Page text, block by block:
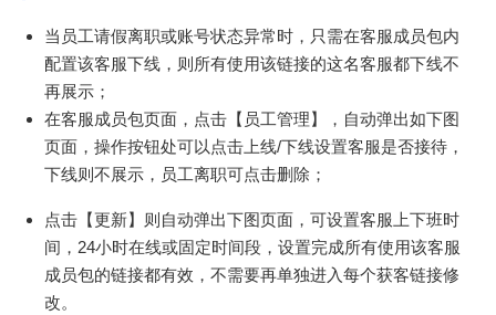
当员工请假离职或账号状态异常时，只需在客服成员包内
配置该客服下线，则所有使用该链接的这名客服都下线不
再展示；
在客服成员包页面，点击【员工管理】，自动弹出如下图
页面，操作按钮处可以点击上线/下线设置客服是否接待，
下线则不展示，员工离职可点击删除；
点击【更新】则自动弹出下图页面，可设置客服上下班时
间，24小时在线或固定时间段，设置完成所有使用该客服
成员包的链接都有效，不需要再单独进入每个获客链接修
改。